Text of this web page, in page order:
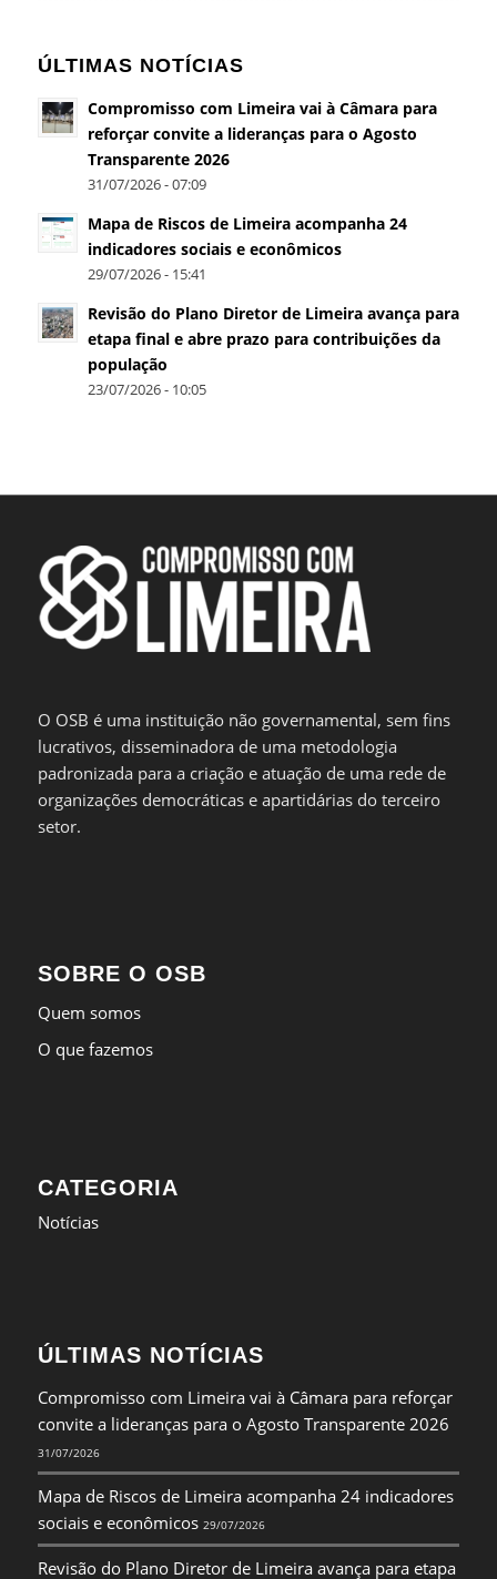
ÚLTIMAS NOTÍCIAS
Compromisso com Limeira vai à Câmara para
reforçar convite a lideranças para o Agosto
Transparente 2026
31/07/2026 - 07:09
Mapa de Riscos de Limeira acompanha 24
indicadores sociais e econômicos
29/07/2026 - 15:41
Revisão do Plano Diretor de Limeira avança para
etapa final e abre prazo para contribuições da
população
23/07/2026 - 10:05
O OSB é uma instituição não governamental, sem fins
lucrativos, disseminadora de uma metodologia
padronizada para a criação e atuação de uma rede de
organizações democráticas e apartidárias do terceiro
setor.
SOBRE O OSB
Quem somos
O que fazemos
CATEGORIA
Notícias
ÚLTIMAS NOTÍCIAS
Compromisso com Limeira vai à Câmara para reforçar
convite a lideranças para o Agosto Transparente 2026
31/07/2026
Mapa de Riscos de Limeira acompanha 24 indicadores
sociais e econômicos 29/07/2026
Revisão do Plano Diretor de Limeira avança para etapa